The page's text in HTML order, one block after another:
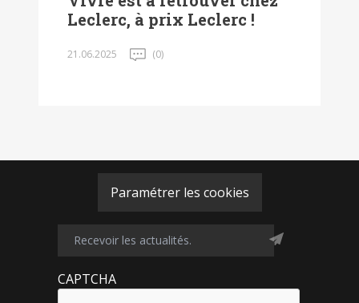
Leclerc, à prix Leclerc !
21.06.2025 (0)
Paramétrer les cookies
CAPTCHA